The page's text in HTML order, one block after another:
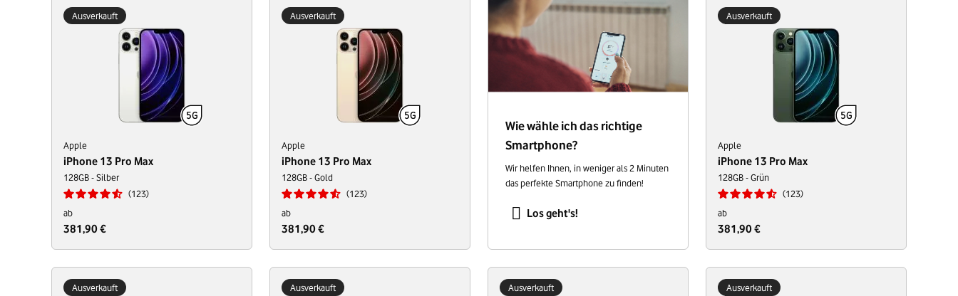
Ausverkauft
Apple
iPhone 13 Pro Max
128GB - Silber
123
ab
381,90 €
Ausverkauft
Apple
iPhone 13 Pro Max
128GB - Gold
123
ab
381,90 €
Wie wähle ich das richtige
Smartphone?
Wir helfen Ihnen, in weniger als 2 Minuten
das perfekte Smartphone zu finden!
Los geht's!
Ausverkauft
Apple
iPhone 13 Pro Max
128GB - Grün
123
ab
381,90 €
Ausverkauft Ausverkauft Ausverkauft Ausverkauft